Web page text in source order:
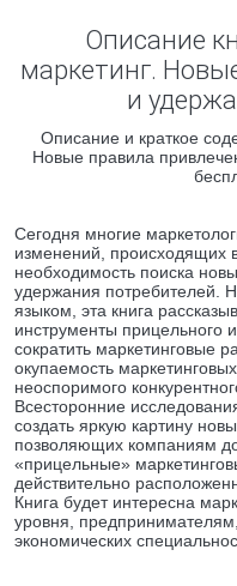
Описание
маркетинг.
и
Описание и краткое
Новые правила
Сегодня многие
изменений, происходящих
необходимость поиска
удержания потребителей.
языком, эта книга
инструменты прицельного
сократить маркетинговые
окупаемость
неоспоримого
Всесторонние
создать яркую картину
позволяющих компаниям
«прицельные»
действительно
Книга будет интересна
уровня,
экономических